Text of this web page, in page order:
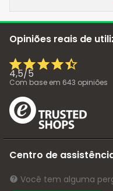
Opiniões reais de
4,5/5
Com base em 643 opiniões
Centro de
Você tem alguma